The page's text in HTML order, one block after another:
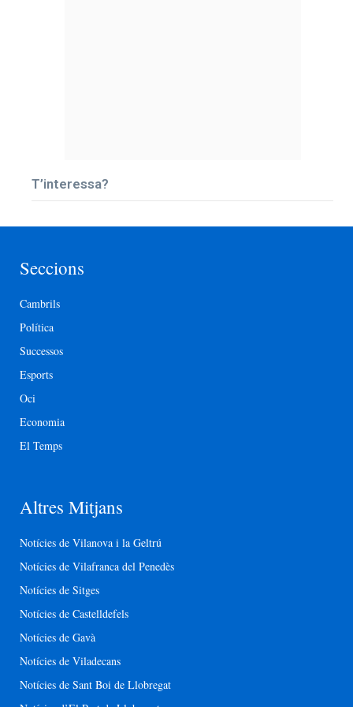
T’interessa?
Seccions
Cambrils
Política
Successos
Esports
Oci
Economia
El Temps
Altres Mitjans
Notícies de Vilanova i la Geltrú
Notícies de Vilafranca del Penedès
Notícies de Sitges
Notícies de Castelldefels
Notícies de Gavà
Notícies de Viladecans
Notícies de Sant Boi de Llobregat